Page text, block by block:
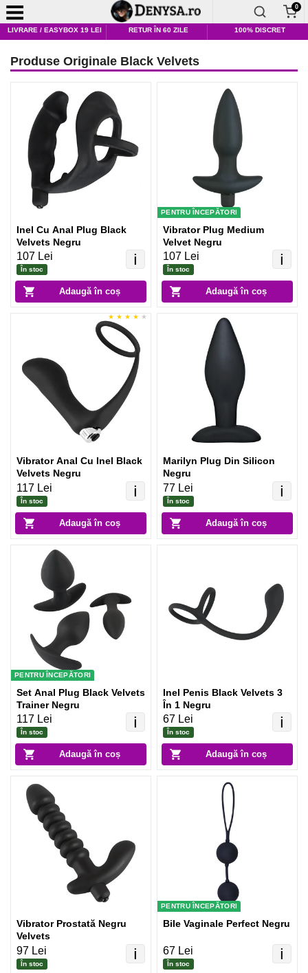
0
LIVRARE / EASYBOX 19 LEI RETUR ÎN 60 ZILE 100% DISCRET
Produse Originale Black Velvets
Adaugă în coș
ℹ️
Inel Cu Anal Plug Black
Velvets Negru
107 Lei
În stoc
PENTRU ÎNCEPĂTORI
Adaugă în coș
ℹ️
Vibrator Plug Medium
Velvet Negru
107 Lei
În stoc
Adaugă în coș
ℹ️
Vibrator Anal Cu Inel Black
Velvets Negru
117 Lei
În stoc
Adaugă în coș
ℹ️
Marilyn Plug Din Silicon
Negru
77 Lei
În stoc
PENTRU ÎNCEPĂTORI
Adaugă în coș
ℹ️
Set Anal Plug Black Velvets
Trainer Negru
117 Lei
În stoc
Adaugă în coș
ℹ️
Inel Penis Black Velvets 3
În 1 Negru
67 Lei
În stoc
ℹ️
Vibrator Prostată Negru
Velvets
97 Lei
În stoc
PENTRU ÎNCEPĂTORI
ℹ️
Bile Vaginale Perfect Negru
67 Lei
În stoc